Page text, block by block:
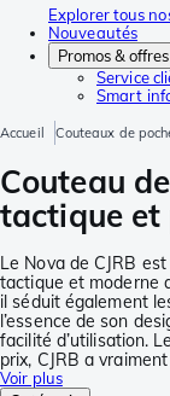
Explorer tous
Nouveautés
Promos &
Service
Smart
Accueil Couteaux de
Couteau
tactique
Le Nova de CJRB
tactique et moderne
il séduit également
l’essence de son
facilité d’utilisation.
prix, CJRB a
Voir plus